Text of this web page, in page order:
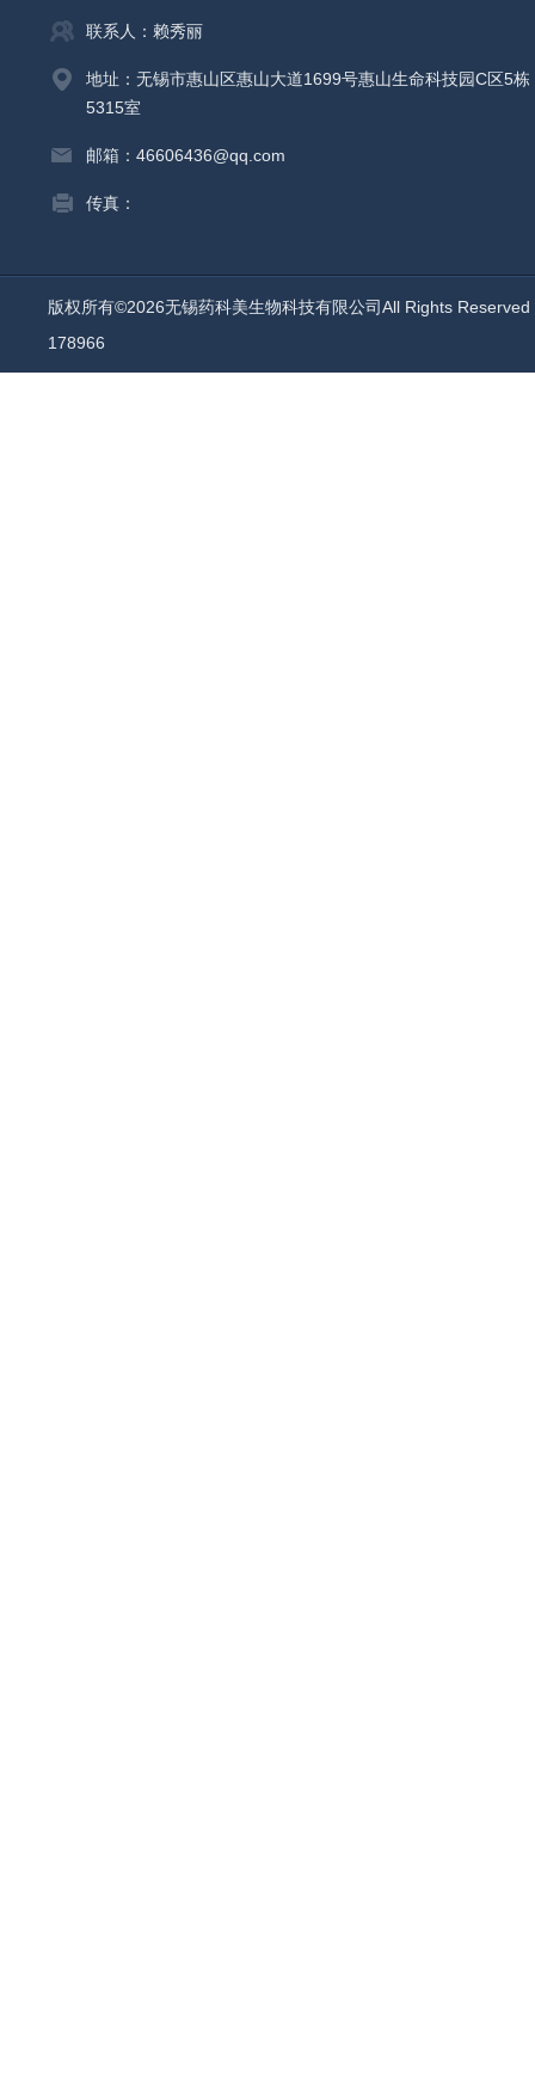
联系人：赖秀丽
地址：无锡市惠山区惠山大道1699号惠山生命科技园C区5栋
5315室
邮箱：46606436@qq.com
传真：
版权所有©2026无锡药科美生物科技有限公司All Rights
178966